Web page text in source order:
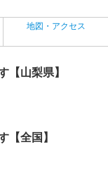
地図・アクセス
【山梨県】
【全国】